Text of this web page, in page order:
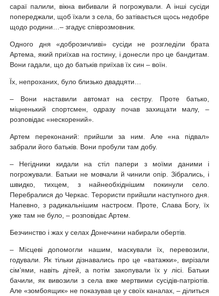
сараї палили, вікна вибивали й погрожували. А інші сусіди
попереджали, щоб їхали з села, бо затівається щось недобре
щодо родини…– згадує співрозмовник.
Одного дня «доброзичливі» сусіди не розгледіли брата
Артема, який приїхав на гостину, і донесли про це бандитам.
Вони гадали, що до батьків приїхав їх син – воїн.
Їх, непроханих, було близько двадцяти…
– Вони наставили автомат на сестру. Проте батько,
міцненький спортсмен, одразу почав захищати малу, –
розповідає «нескорений».
Артем переконаний: прийшли за ним. Але «на підвал»
забрали його батьків. Вони пробули там добу.
– Негідники кидали на стіл папери з моїми даними і
погрожували. Батьки не мовчали й чинили опір. Зібрались, і
швидко, тихцем, з найнеобхіднішим покинули село.
Перебралися до Черкас. Терористи прийшли наступного дня.
Напевно, з радикальнішим настроєм. Проте, Слава Богу, їх
уже там не було, – розповідає Артем.
Безчинство і жах у селах Донеччини набирали обертів.
– Місцеві допомогли нашим, маскували їх, перевозили,
годували. Як тільки дізнавались про це «ватажки», вирізали
сім’ями, навіть дітей, а потім закопували їх у лісі. Батьки
бачили, як вивозили з села вже мертвими сусідів-патріотів.
Але «зомбоящик» не показував це у своїх каналах, – ділиться